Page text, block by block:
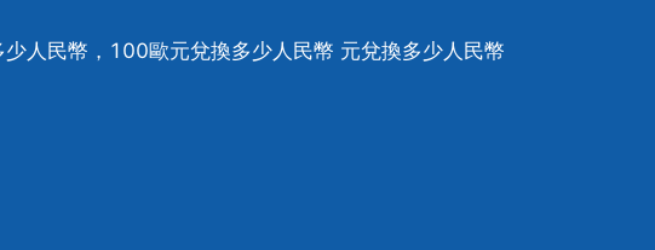
人民幣，100歐元兌換多少人民幣 元兌換多少人民幣